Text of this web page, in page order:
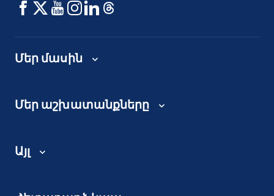
Մեր մասին
Մեր աշխատանքները
Այլ